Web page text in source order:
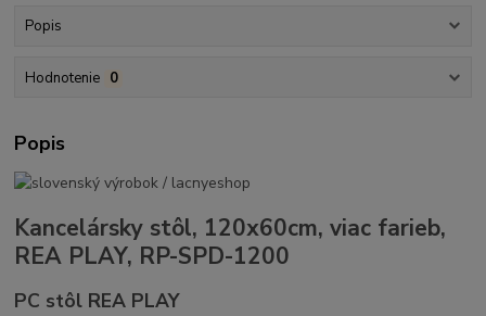
Popis
Hodnotenie 0
Popis
Kancelársky stôl, 120x60cm, viac farieb,
REA PLAY, RP-SPD-1200
PC stôl REA PLAY